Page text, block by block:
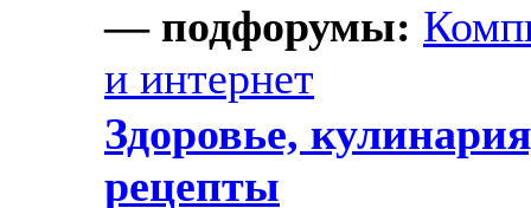
— подфорумы:
и интернет
Здоровье,
рецепты